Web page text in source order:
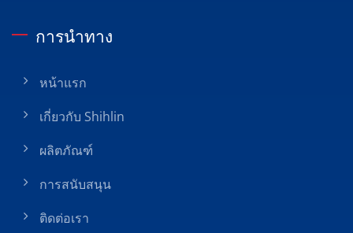
การนำทาง
หน้าแรก
เกี่ยวกับ Shihlin
ผลิตภัณฑ์
การสนับสนุน
ติดต่อเรา